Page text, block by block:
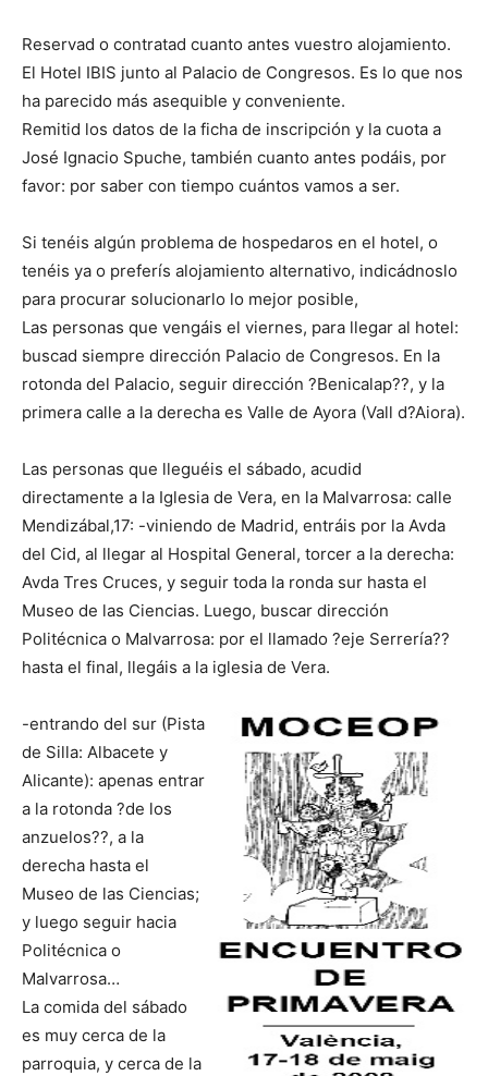
Reservad o contratad cuanto antes vuestro alojamiento.
El Hotel IBIS junto al Palacio de Congresos. Es lo que nos
ha parecido más asequible y conveniente.
Remitid los datos de la ficha de inscripción y la cuota a
José Ignacio Spuche, también cuanto antes podáis, por
favor: por saber con tiempo cuántos vamos a ser.
Si tenéis algún problema de hospedaros en el hotel, o
tenéis ya o preferís alojamiento alternativo, indicádnoslo
para procurar solucionarlo lo mejor posible,
Las personas que vengáis el viernes, para llegar al hotel:
buscad siempre dirección Palacio de Congresos. En la
rotonda del Palacio, seguir dirección ?Benicalap??, y la
primera calle a la derecha es Valle de Ayora (Vall d?Aiora).
Las personas que lleguéis el sábado, acudid
directamente a la Iglesia de Vera, en la Malvarrosa: calle
Mendizábal,17: -viniendo de Madrid, entráis por la Avda
del Cid, al llegar al Hospital General, torcer a la derecha:
Avda Tres Cruces, y seguir toda la ronda sur hasta el
Museo de las Ciencias. Luego, buscar dirección
Politécnica o Malvarrosa: por el llamado ?eje Serrería??
hasta el final, llegáis a la iglesia de Vera.
-entrando del sur (Pista
de Silla: Albacete y
Alicante): apenas entrar
a la rotonda ?de los
anzuelos??, a la
derecha hasta el
Museo de las Ciencias;
y luego seguir hacia
Politécnica o
Malvarrosa…
La comida del sábado
es muy cerca de la
parroquia, y cerca de la